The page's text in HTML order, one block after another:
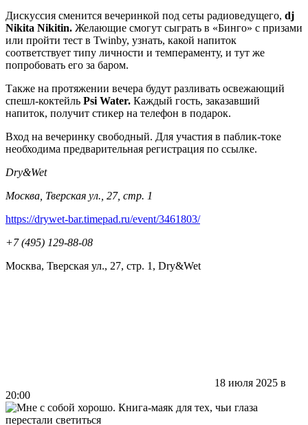
Дискуссия сменится вечеринкой под сеты радиоведущего, dj
Nikita Nikitin. Желающие смогут сыграть в «Бинго» с призами
или пройти тест в Twinby, узнать, какой напиток
соответствует типу личности и темпераменту, и тут же
попробовать его за баром.
Также на протяжении вечера будут разливать освежающий
спешл-коктейль Psi Water. Каждый гость, заказавший
напиток, получит стикер на телефон в подарок.
Вход на вечеринку свободный. Для участия в паблик-токе
необходима предварительная регистрация по ссылке.
Dry&Wet
Москва, Тверская ул., 27, стр. 1
https://drywet-bar.timepad.ru/event/3461803/
+7 (495) 129-88-08
Москва, Тверская ул., 27, стр. 1, Dry&Wet
18 июля 2025 в
20:00